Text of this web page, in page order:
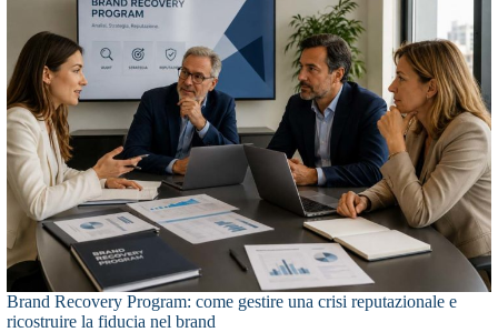
Brand Recovery Program: come gestire una crisi reputazionale e
ricostruire la fiducia nel brand